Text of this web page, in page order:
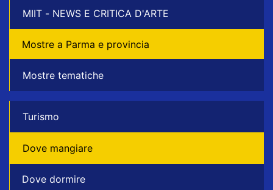
MIIT - NEWS E CRITICA D'ARTE
Mostre a Parma e provincia
Mostre tematiche
Turismo
Dove mangiare
Dove dormire